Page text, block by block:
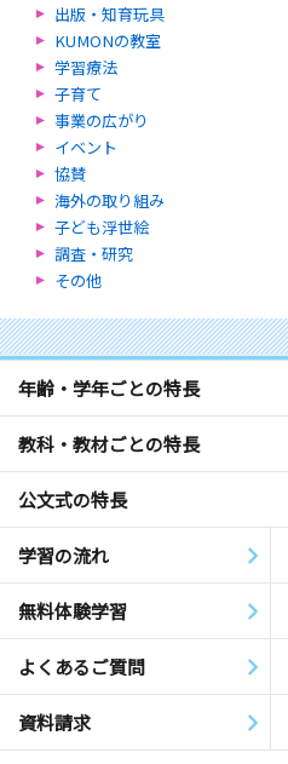
出版・知育玩具
KUMONの教室
学習療法
子育て
事業の広がり
イベント
協賛
海外の取り組み
子ども浮世絵
調査・研究
その他
年齢・学年ごとの特長
教科・教材ごとの特長
公文式の特長
学習の流れ
無料体験学習
よくあるご質問
資料請求